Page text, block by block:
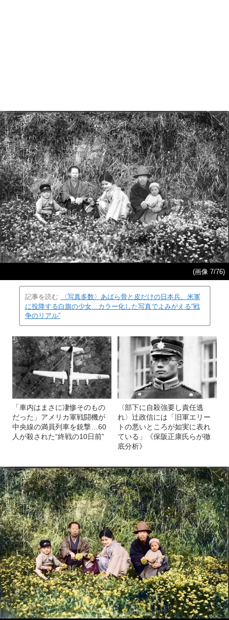
(画像 7/76)
記事を読む
〈写真多数〉あばら骨と皮だけの日本兵、米軍
に投降する白旗の少女…カラー化した写真でよみがえる“戦
争のリアル”
「車内はまさに凄惨そのもの
だった」アメリカ軍戦闘機が
中央線の満員列車を銃撃…60
人が殺された“終戦の10日前”
〈部下に自殺強要し責任逃
れ〉辻政信には「旧軍エリー
トの悪いところが如実に表れ
ている」《保阪正康氏らが徹
底分析》